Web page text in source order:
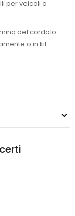
per veicoli o
del cordolo
o in kit